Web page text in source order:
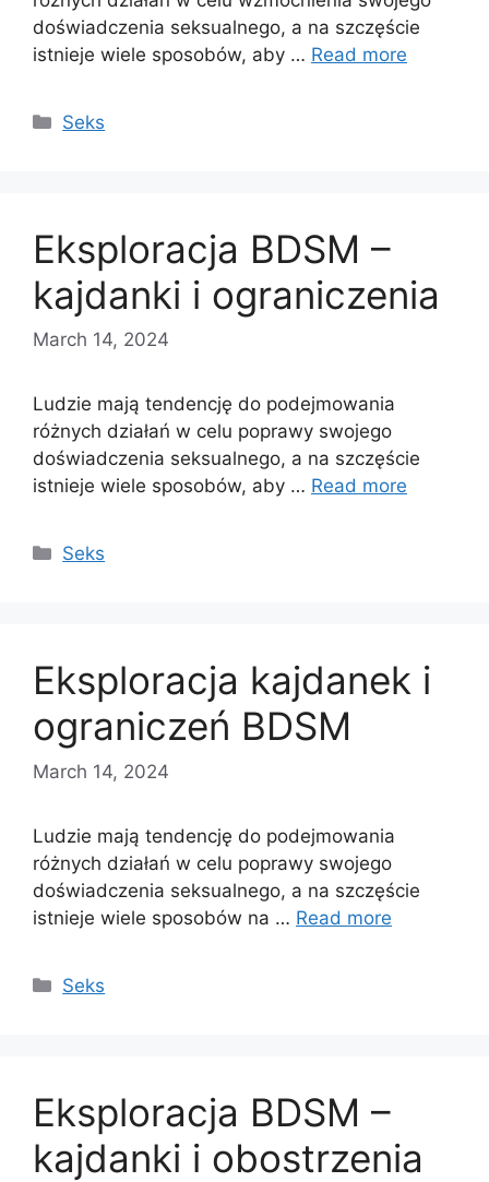
doświadczenia seksualnego, a na szczęście
istnieje wiele sposobów, aby … Read more
Categories
Seks
Eksploracja BDSM –
kajdanki i ograniczenia
March 14, 2024
Ludzie mają tendencję do podejmowania
różnych działań w celu poprawy swojego
doświadczenia seksualnego, a na szczęście
istnieje wiele sposobów, aby … Read more
Categories
Seks
Eksploracja kajdanek i
ograniczeń BDSM
March 14, 2024
Ludzie mają tendencję do podejmowania
różnych działań w celu poprawy swojego
doświadczenia seksualnego, a na szczęście
istnieje wiele sposobów na … Read more
Categories
Seks
Eksploracja BDSM –
kajdanki i obostrzenia